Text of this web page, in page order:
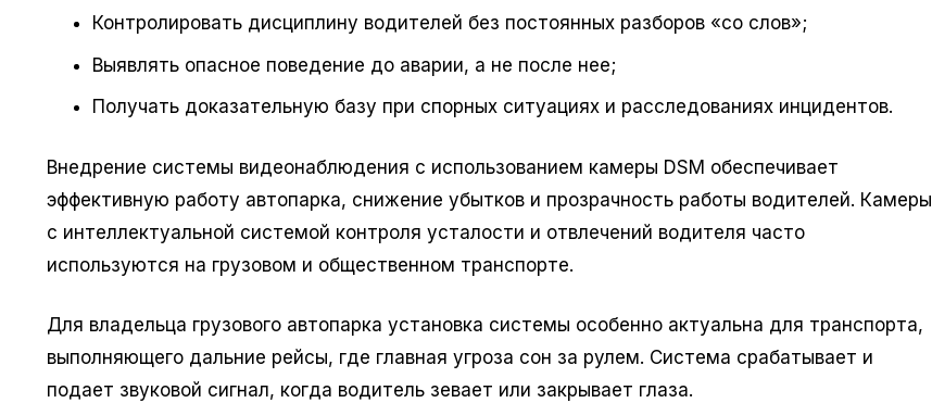
Контролировать дисциплину водителей без постоянных разборов «со слов»;
Выявлять опасное поведение до аварии, а не после нее;
Получать доказательную базу при спорных ситуациях и расследованиях инцидентов.
Внедрение системы видеонаблюдения с использованием камеры DSM обеспечивает
эффективную работу автопарка, снижение убытков и прозрачность работы водителей. Камеры
с интеллектуальной системой контроля усталости и отвлечений водителя часто
используются на грузовом и общественном транспорте.
Для владельца грузового автопарка установка системы особенно актуальна для транспорта,
выполняющего дальние рейсы, где главная угроза сон за рулем. Система срабатывает и
подает звуковой сигнал, когда водитель зевает или закрывает глаза.